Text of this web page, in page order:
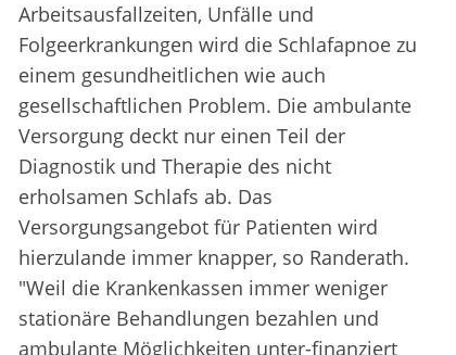
Arbeitsausfallzeiten, Unfälle und
Folgeerkrankungen wird die Schlafapnoe zu
einem gesundheitlichen wie auch
gesellschaftlichen Problem. Die ambulante
Versorgung deckt nur einen Teil der
Diagnostik und Therapie des nicht
erholsamen Schlafs ab. Das
Versorgungsangebot für Patienten wird
hierzulande immer knapper, so Randerath.
"Weil die Krankenkassen immer weniger
stationäre Behandlungen bezahlen und
ambulante Möglichkeiten unter-finanziert